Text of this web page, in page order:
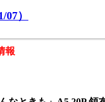
）
報